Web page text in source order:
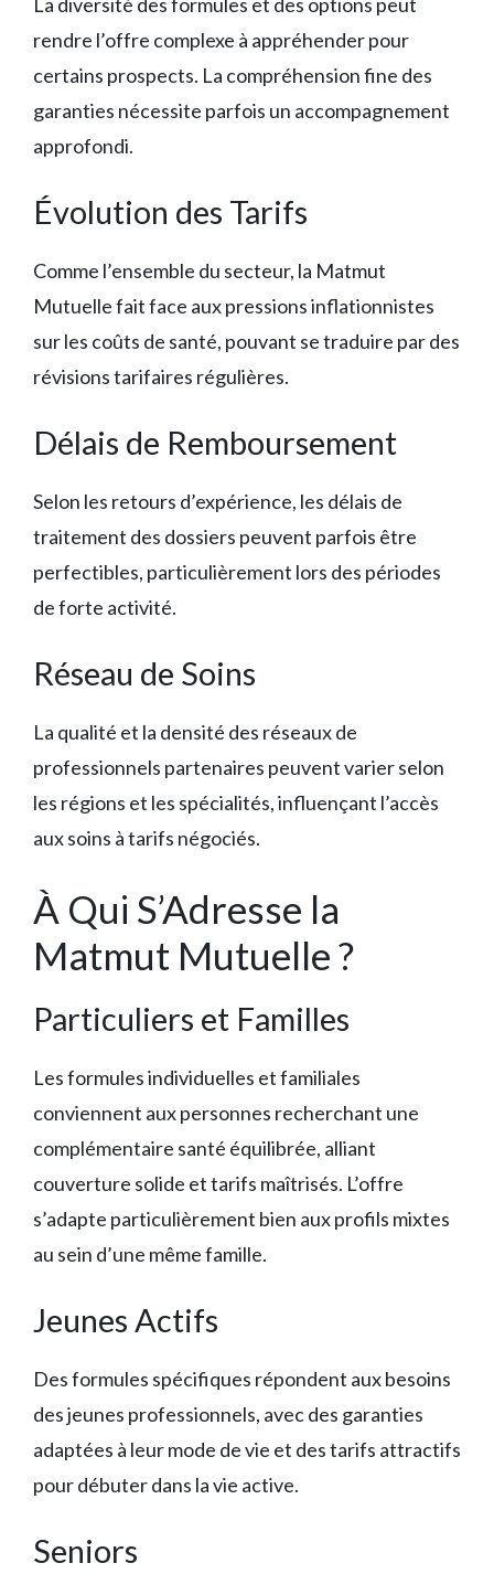
rendre l’offre complexe à appréhender pour
certains prospects. La compréhension fine des
garanties nécessite parfois un accompagnement
approfondi.
Évolution des Tarifs
Comme l’ensemble du secteur, la Matmut
Mutuelle fait face aux pressions inflationnistes
sur les coûts de santé, pouvant se traduire par des
révisions tarifaires régulières.
Délais de Remboursement
Selon les retours d’expérience, les délais de
traitement des dossiers peuvent parfois être
perfectibles, particulièrement lors des périodes
de forte activité.
Réseau de Soins
La qualité et la densité des réseaux de
professionnels partenaires peuvent varier selon
les régions et les spécialités, influençant l’accès
aux soins à tarifs négociés.
À Qui S’Adresse la
Matmut Mutuelle ?
Particuliers et Familles
Les formules individuelles et familiales
conviennent aux personnes recherchant une
complémentaire santé équilibrée, alliant
couverture solide et tarifs maîtrisés. L’offre
s’adapte particulièrement bien aux profils mixtes
au sein d’une même famille.
Jeunes Actifs
Des formules spécifiques répondent aux besoins
des jeunes professionnels, avec des garanties
adaptées à leur mode de vie et des tarifs attractifs
pour débuter dans la vie active.
Seniors